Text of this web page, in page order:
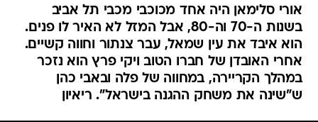
הוא איבד את עין שמאל, עבר צנתור וחווה קשיים.
אחרי האובדן של חברו הטוב ויקי פרץ הוא נזכר
במהלך הקריירה, במחווה של פלה ובאבי כהן
ש"שינה את משחק ההגנה בישראל". ריאיון